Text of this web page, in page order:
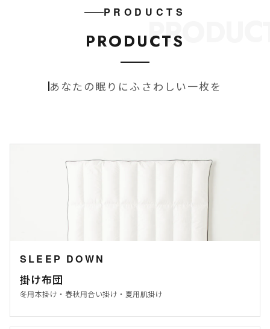
PRODUCTS
PRODUCTS
あなたの眠りにふさわしい一枚を
SLEEP DOWN
掛け布団
冬用本掛け・春秋用合い掛け・夏用肌掛け